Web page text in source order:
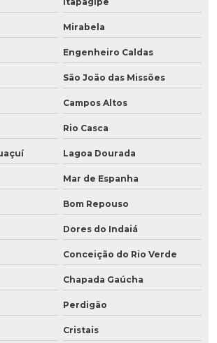
Mirabela
Engenheiro Caldas
São João das Missões
Campos Altos
Rio Casca
Lagoa Dourada
Mar de Espanha
Bom Repouso
Dores do Indaiá
Conceição do Rio Verde
Chapada Gaúcha
Perdigão
Cristais